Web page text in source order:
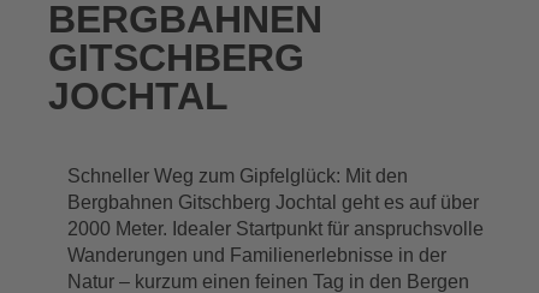
BERGBAHNEN
GITSCHBERG
JOCHTAL
Schneller Weg zum Gipfelglück: Mit den
Bergbahnen Gitschberg Jochtal geht es auf über
2000 Meter. Idealer Startpunkt für anspruchsvolle
Wanderungen und Familienerlebnisse in der
Natur – kurzum einen feinen Tag in den Bergen